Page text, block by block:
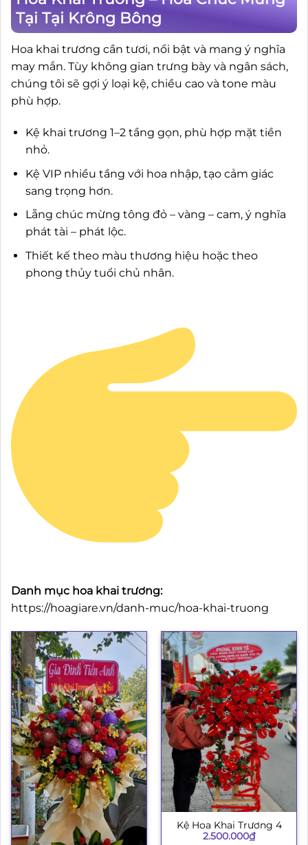
Tại Tại Krông Bông
Hoa khai trương cần tươi, nổi bật và mang ý nghĩa
may mắn. Tùy không gian trưng bày và ngân sách,
chúng tôi sẽ gợi ý loại kệ, chiều cao và tone màu
phù hợp.
Kệ khai trương 1–2 tầng gọn, phù hợp mặt tiền
nhỏ.
Kệ VIP nhiều tầng với hoa nhập, tạo cảm giác
sang trọng hơn.
Lẵng chúc mừng tông đỏ – vàng – cam, ý nghĩa
phát tài – phát lộc.
Thiết kế theo màu thương hiệu hoặc theo
phong thủy tuổi chủ nhân.
Danh mục hoa khai trương:
https://hoagiare.vn/danh-muc/hoa-khai-truong
Kệ Hoa Khai Trương 4
2.500.000₫